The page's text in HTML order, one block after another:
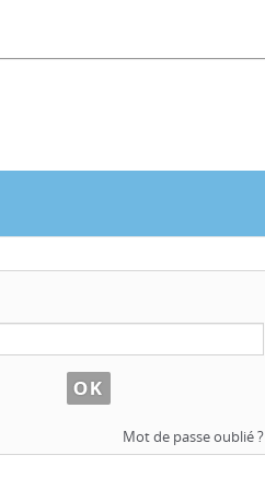
Mot de passe oublié ?